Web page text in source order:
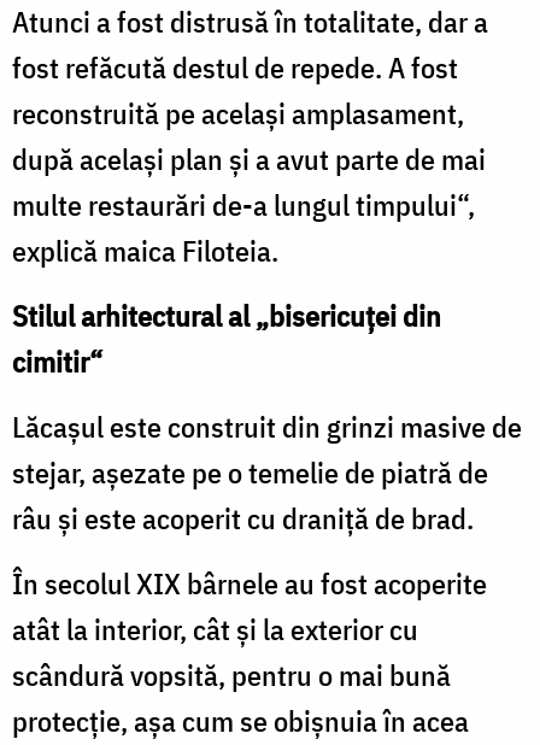
Atunci a fost distrusă în totalitate, dar a
fost refăcută destul de repede. A fost
reconstruită pe acelaşi amplasament,
după acelaşi plan şi a avut parte de mai
multe restaurări de-a lungul timpului“,
explică maica Filoteia.
Stilul arhitectural al „bisericuţei din
cimitir“
Lăcaşul este construit din grinzi masive de
stejar, aşezate pe o temelie de piatră de
râu şi este acoperit cu draniţă de brad.
În secolul XIX bârnele au fost acoperite
atât la interior, cât şi la exterior cu
scândură vopsită, pentru o mai bună
protecţie, aşa cum se obişnuia în acea